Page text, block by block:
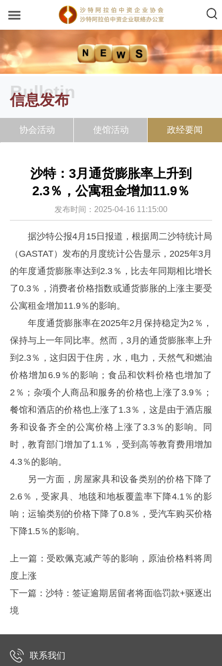
Bulletin
信息发布
协会活动 使馆活动 政经要闻
沙特：3月通货膨胀率上升到
2.3％，公寓租金增加11.9％
发布时间：2025-04-16 11:15:00
据沙特公报4月15日报道，根据周二沙特统计局
（GASTAT）发布的月度统计公告显示，2025年3月
的年度通货膨胀率达到2.3％，比去年同期相比增长
了0.3％，消费者价格指数或通货膨胀的上涨主要受
公寓租金增加11.9％的影响。
年度通货膨胀率在2025年2月保持稳定为2％，
保持与上一年同比率。然而，3月的通货膨胀率上升
到2.3％，这归因于住房，水，电力，天然气和燃油
价格增加6.9％的影响；食品和饮料价格也增加了
2％；杂项个人商品和服务的价格也上涨了3.9％；
餐馆和酒店的价格也上涨了1.3％，这是由于酒店服
务和设备齐全的公寓价格上涨了3.3％的影响。同
时，教育部门增加了1.1％，受到高等教育费用增加
4.3％的影响。
另一方面，房屋家具和设备类别的价格下降了
2.6％，受家具、地毯和地板覆盖率下降4.1％的影
响；运输类别的价格下降了0.8％，受汽车购买价格
下降1.5％的影响。
上一篇： 受欧佩克减产等的影响，原油价格料将周
度上涨
下一篇：沙特：签证逾期居留者将面临罚款+驱逐出
境
联系我们